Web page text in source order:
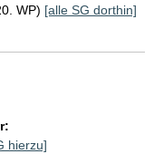
WP) [alle SG dorthin]
hierzu]